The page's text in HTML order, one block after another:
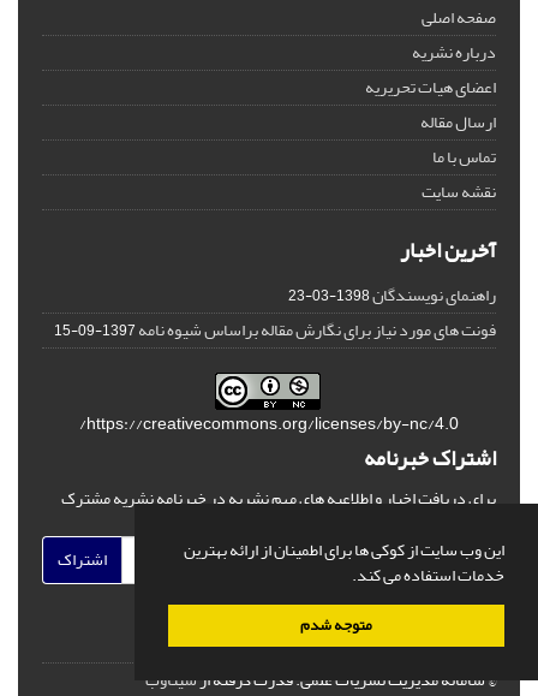
این وب سایت از کوکی ها برای اطمینان از ارائه بهترین
خدمات استفاده می کند.
متوجه شدم
صفحه اصلی
درباره نشریه
اعضای هیات تحریریه
ارسال مقاله
تماس با ما
نقشه سایت
آخرین اخبار
راهنمای نویسندگان1398-03-23
فونت های مورد نیاز برای نگارش مقاله براساس شیوه نامه1397-09-15
https://creativecommons.org/licenses/by-nc/4.0/
اشتراک خبرنامه
برای دریافت اخبار و اطلاعیه های مهم نشریه در خبرنامه نشریه مشترک
اشتراک
© سامانه مدیریت نشریات علمی.قدرت گرفته ازسیناوب